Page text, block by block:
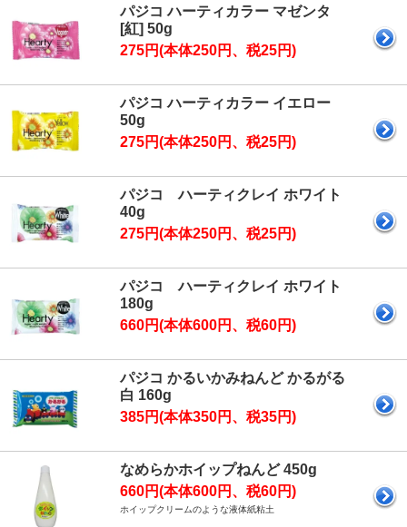
パジコ ハーティカラー マゼンタ
[紅] 50g
275円(本体250円、税25円)
パジコ ハーティカラー イエロー
50g
275円(本体250円、税25円)
パジコ ハーティクレイ ホワイト
40g
275円(本体250円、税25円)
パジコ ハーティクレイ ホワイト
180g
660円(本体600円、税60円)
パジコ かるいかみねんど かるがる
白 160g
385円(本体350円、税35円)
なめらかホイップねんど 450g
660円(本体600円、税60円)
ホイップクリームのような液体紙粘土